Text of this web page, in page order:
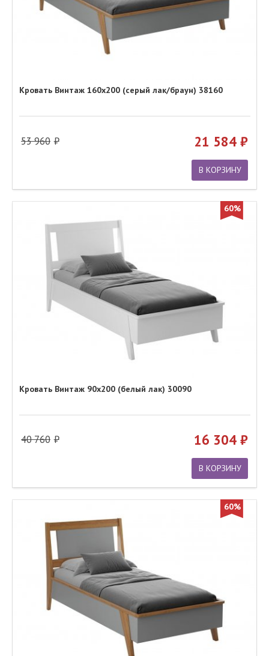
Кровать Винтаж 160х200 (серый лак/браун) 38160
53 960 21 584
В КОРЗИНУ
60%
Кровать Винтаж 90х200 (белый лак) 30090
40 760 16 304
В КОРЗИНУ
60%